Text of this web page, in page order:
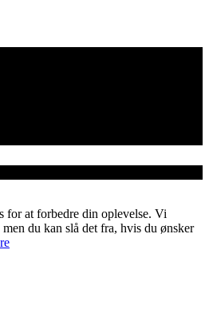
for at forbedre din oplevelse. Vi
du kan slå det fra, hvis du ønsker